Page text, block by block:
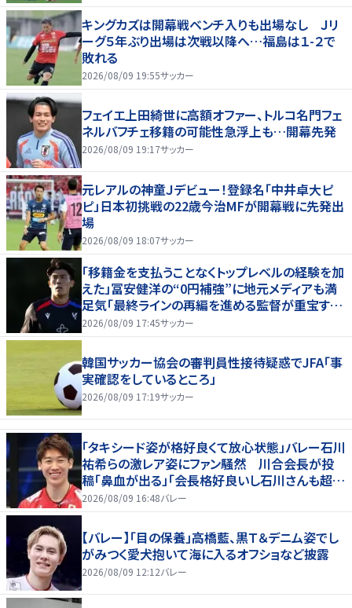
キングカズは開幕戦ベンチ入りも出場なし Ｊリ
ーグ５年ぶり出場は次戦以降へ…福島は１-２で
敗れる
2026/08/09 19:55サッカー
フェイエ上田綺世に高額オファー、トルコ名門フェ
ネルバフチェ移籍の可能性急浮上も…開幕先発
2026/08/09 19:17サッカー
元レアルの神童Ｊデビュー！登録名「中井卓大ピ
ピ」日本初挑戦の22歳今治MFが開幕戦に先発出
場
2026/08/09 18:07サッカー
「移籍金を支払うことなくトップレベルの経験を加
えた」冨安健洋の“0円補強”に地元メディアも満
足気「最終ラインの再編を進める監督が重宝する
柔軟性を備えている」
2026/08/09 17:45サッカー
韓国サッカー協会の審判員性接待疑惑でJFA「事
実確認をしているところ」
2026/08/09 17:19サッカー
「タキシード姿が格好良くて放心状態」バレー石川
祐希らの激レア姿にファン騒然 川合会長が投
稿「鼻血が出る」「会長格好良いし石川さんも超格
好いい」
2026/08/09 16:48バレー
【バレー】「目の保養」高橋藍、黒Ｔ＆デニム姿でし
がみつく愛犬抱いて海に入るオフショなど披露
2026/08/09 12:12バレー